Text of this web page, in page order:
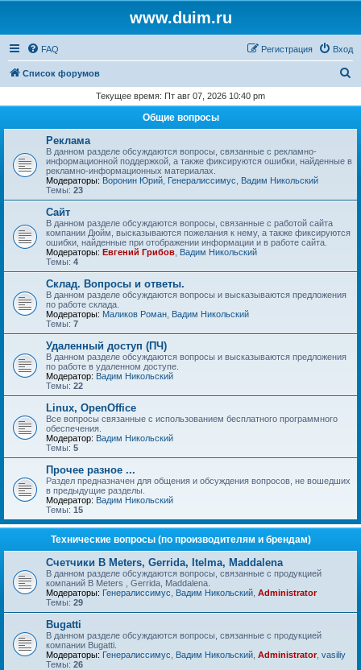
www.duim.ru
FAQ Вход
Регистрация
Список форумов
с
Текущее время: Пт авг 07, 2026 10:40 pm
Общие вопросы
Реклама
В данном разделе обсуждаются вопросы, связанные с рекламно-
информационной поддержкой, а также фиксируются ошибки, найденные в
рекламно-информационных материалах.
Модераторы: Воронин Юрий Генералиссимус
Вадим Никольский
Темы: 23
Сайт
В данном разделе обсуждаются вопросы, связанные с работой сайта
компании Дюйм, высказываются пожелания к нему, а также фиксируются
ошибки, найденные при отображении информации и в работе сайта.
Модераторы: Евгений Грибов Вадим Никольский
Темы: 4
Склад. Вопросы и ответы.
В данном разделе обсуждаются вопросы и высказываются предложения
по работе склада.
Модераторы: Маликов Роман Вадим Никольский
Темы: 7
Удаленный доступ (ПЧ)
В данном разделе обсуждаются вопросы и высказываются предложения
по работе в удаленном доступе.
Модератор: Вадим Никольский
Темы: 22
Linux, OpenOffice
Все вопросы связанные с использованием бесплатного программного
обеспечения.
Модератор: Вадим Никольский
Темы: 5
Прочее разное ...
Раздел предназначен для общения и обсуждения вопросов, не вошедших
в предыдущие разделы.
Модератор: Вадим Никольский
Темы: 15
Технические вопросы (по производителям и брендам)
Счетчики B Meters, Gerrida, Itelma, Maddalena
В данном разделе обсуждаются вопросы, связанные с продукцией
компаний B Meters , Gerrida, Maddalena.
Модераторы: Генералиссимус Вадим Никольский Administrator
Темы: 29
Bugatti
В данном разделе обсуждаются вопросы, связанные с продукцией
компании Bugatti.
Модераторы: Генералиссимус Вадим Никольский Administrator, vasiliy
Темы: 26